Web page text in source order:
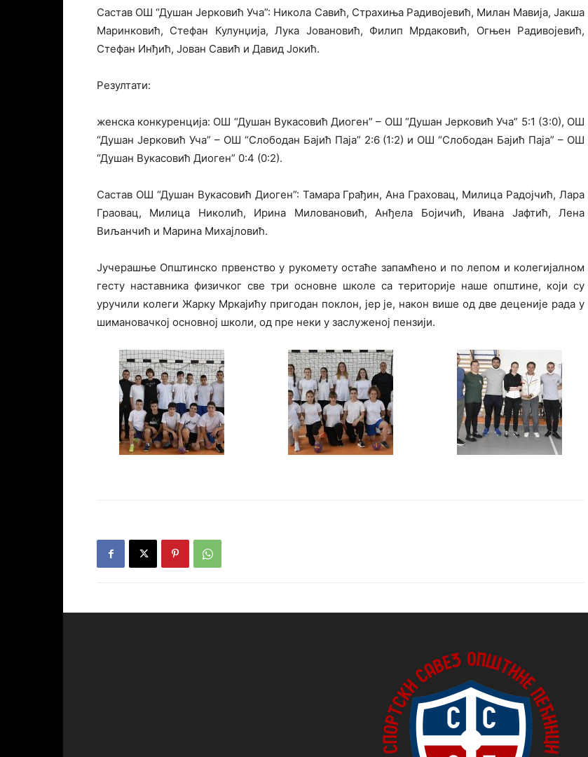
Састав ОШ “Душан Јерковић Уча”: Никола Савић, Страхиња Радивојевић, Милан Мавија, Јакша
Маринковић, Стефан Кулунџија, Лука Јовановић, Филип Мрдаковић, Огњен Радивојевић,
Стефан Инђић, Јован Савић и Давид Јокић.
Резултати:
женска конкуренција: ОШ “Душан Вукасовић Диоген” – ОШ “Душан Јерковић Уча” 5:1 (3:0), ОШ
“Душан Јерковић Уча” – ОШ “Слободан Бајић Паја” 2:6 (1:2) и ОШ “Слободан Бајић Паја” – ОШ
“Душан Вукасовић Диоген” 0:4 (0:2).
Састав ОШ “Душан Вукасовић Диоген”: Тамара Грађин, Ана Граховац, Милица Радојчић, Лара
Граовац, Милица Николић, Ирина Миловановић, Анђела Бојичић, Ивана Јафтић, Лена
Виљанчић и Марина Михајловић.
Јучерашње Општинско првенство у рукомету остаће запамћено и по лепом и колегијалном
гесту наставника физичког све три основне школе са територије наше општине, који су
уручили колеги Жарку Мркајићу пригодан поклон, јер је, након више од две деценије рада у
шимановачкој основној школи, од пре неки у заслуженој пензији.